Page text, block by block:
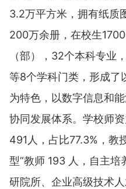
3.2万平方米，拥有纸质
200万余册，在校生
（部），32个本科专业
等8个学科门类，形成了
为特色，以数字信息和
协同发展体系。学校师
491人，占比77.3%，教
型”教师 193 人，自主
研院所、企业高级技术